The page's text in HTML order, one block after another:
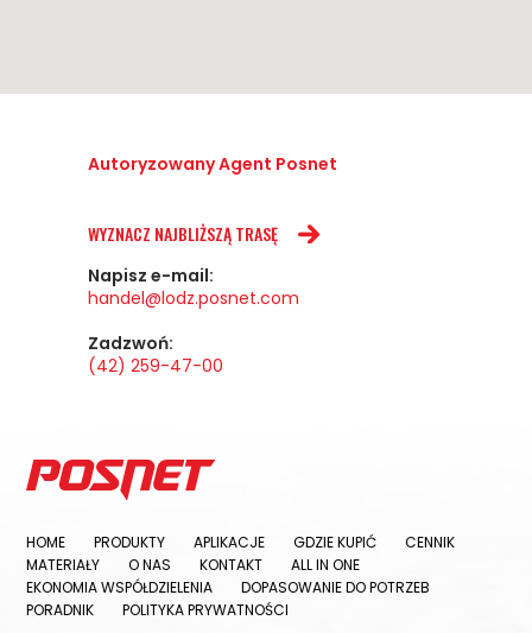
Autoryzowany Agent Posnet
WYZNACZ NAJBLIŻSZĄ TRASĘ
Napisz e-mail:
handel@lodz.posnet.com
Zadzwoń:
(42) 259-47-00
HOME PRODUKTY APLIKACJE GDZIE KUPIĆ
CENNIK
MATERIAŁY
O NAS KONTAKT
ALL IN ONE
EKONOMIA WSPÓŁDZIELENIA
DOPASOWANIE DO POTRZEB
PORADNIK
POLITYKA PRYWATNOŚCI